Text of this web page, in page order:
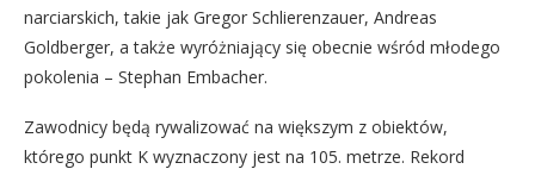
narciarskich, takie jak Gregor Schlierenzauer, Andreas
Goldberger, a także wyróżniający się obecnie wśród młodego
pokolenia – Stephan Embacher.
Zawodnicy będą rywalizować na większym z obiektów,
którego punkt K wyznaczony jest na 105. metrze. Rekord